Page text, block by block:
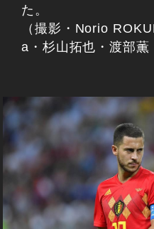
た。
（撮影・Norio
a・杉山拓也・渡部薫